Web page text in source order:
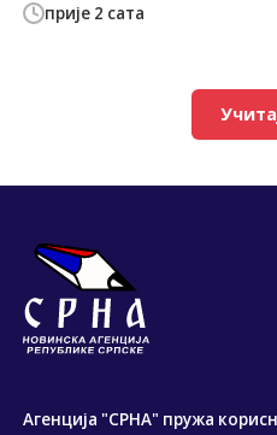
прије 2 сата
Агенција "СРНА" пружа